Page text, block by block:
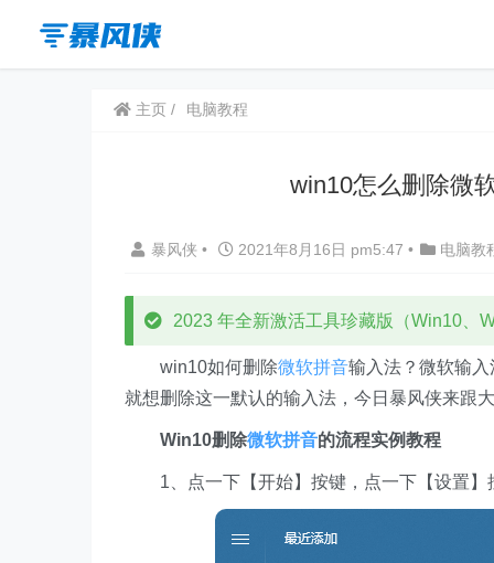
主页 电脑教程
win10怎么删除微
暴风侠 • 2021年8月16日 pm5:47 • 电脑教
2023 年全新激活工具珍藏版（Win10、
win10如何删除微软拼音输入法？微软输
就想删除这一默认的输入法，今日暴风侠来跟
Win10删除微软拼音的流程实例教程
1、点一下【开始】按键，点一下【设置】